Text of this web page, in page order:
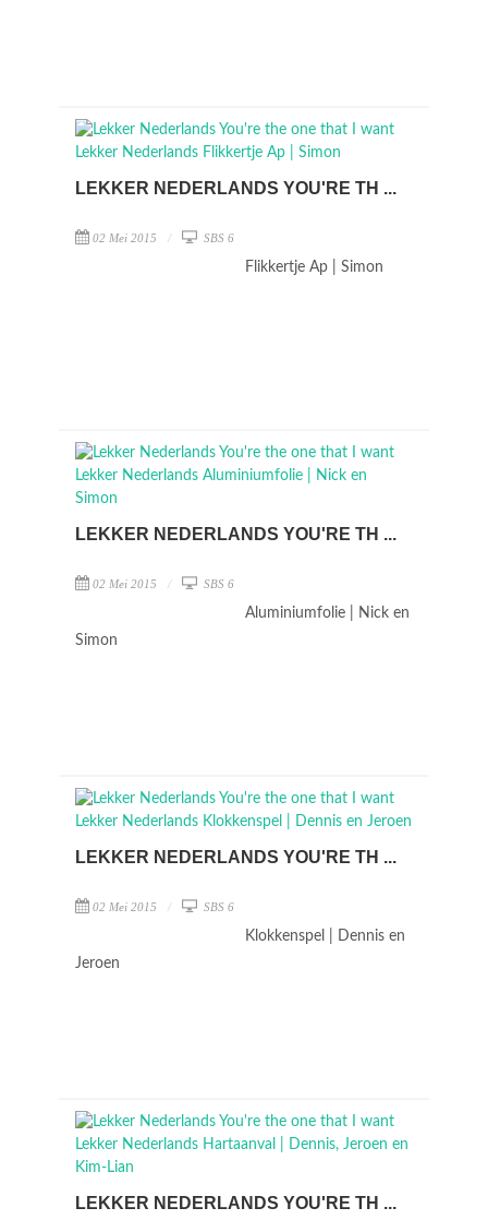
LEKKER NEDERLANDS YOU'RE TH ...
02 Mei 2015 SBS 6
Flikkertje Ap | Simon
LEKKER NEDERLANDS YOU'RE TH ...
02 Mei 2015 SBS 6
Aluminiumfolie | Nick en
Simon
LEKKER NEDERLANDS YOU'RE TH ...
02 Mei 2015 SBS 6
Klokkenspel | Dennis en
Jeroen
LEKKER NEDERLANDS YOU'RE TH ...